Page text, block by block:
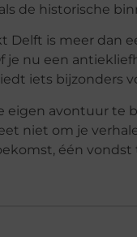
de historische
Delft is meer dan
je nu een
iets bijzonders
eigen avontuur te
niet om je
één vondst